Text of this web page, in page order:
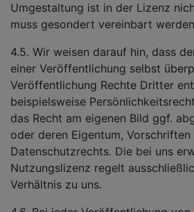
Umgestaltung ist in der Lizenz
muss gesondert vereinbart
4.5. Wir weisen darauf hin, dass
einer Veröffentlichung selbst
Veröffentlichung Rechte Dritter
beispielsweise
das Recht am eigenen Bild ggf.
oder deren Eigentum, Vorschriften
Datenschutzrechts. Die bei uns
Nutzungslizenz regelt
Verhältnis zu uns.